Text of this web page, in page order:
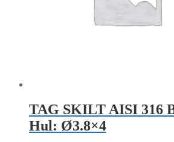
TAG SKILT AISI 316
Hul: Ø3.8×4